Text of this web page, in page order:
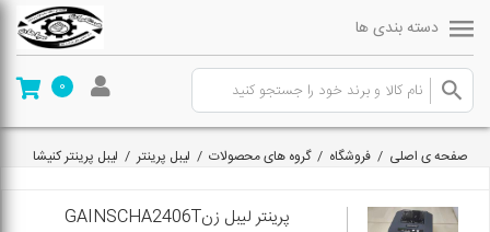
دسته بندی ها
0
صفحه ی اصلی / فروشگاه /گروه های محصولات / لیبل پرینتر/ لیبل پرینتر کنیشا
پرینتر لیبل زنGAINSCHA2406T